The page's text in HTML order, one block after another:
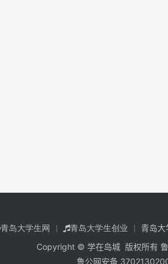
青岛大学生网 青岛大学生创业 青岛
Copyright © 学在岛城 版权所有
鲁公网安备